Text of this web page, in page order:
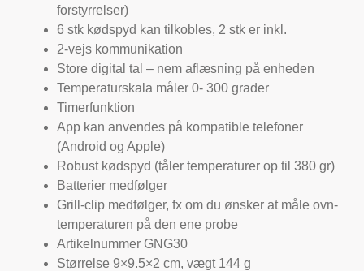
forstyrrelser)
6 stk kødspyd kan tilkobles, 2 stk er inkl.
2-vejs kommunikation
Store digital tal – nem aflæsning på enheden
Temperaturskala måler 0- 300 grader
Timerfunktion
App kan anvendes på kompatible telefoner
(Android og Apple)
Robust kødspyd (tåler temperaturer op til 380 gr)
Batterier medfølger
Grill-clip medfølger, fx om du ønsker at måle ovn-
temperaturen på den ene probe
Artikelnummer GNG30
Størrelse 9×9.5×2 cm, vægt 144 g